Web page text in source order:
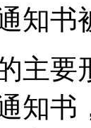
知书
主要
知书